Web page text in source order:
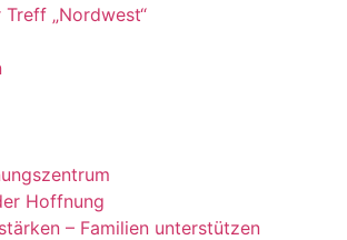
Treff „Nordwest“
Hoffnung
– Familien unterstützen